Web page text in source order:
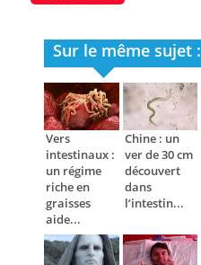
Sur le même sujet :
Vers
intestinaux :
un régime
riche en
graisses
aide...
Chine : un
ver de 30 cm
découvert
dans
l’intestin...